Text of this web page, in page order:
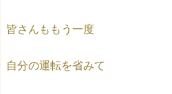
皆さんももう一度
自分の運転を省みて